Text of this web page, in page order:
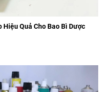
Quả Cho Bao Bì Dược